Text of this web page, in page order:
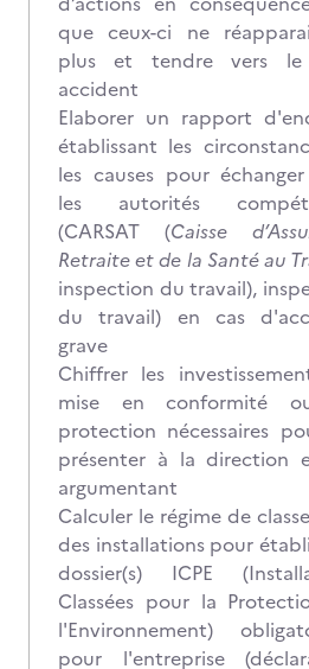
que ceux-ci ne
plus et tendre vers le
accident
Elaborer un rapport
établissant les
les causes pour
les autorités
(CARSAT (Caisse
Retraite et de la Santé au
inspection du travail),
du travail) en cas
grave
Chiffrer les
mise en conformité
protection nécessaires
présenter à la direction
argumentant
Calculer le régime de
des installations pour
dossier(s) ICPE
Classées pour la
l'Environnement)
pour l'entreprise